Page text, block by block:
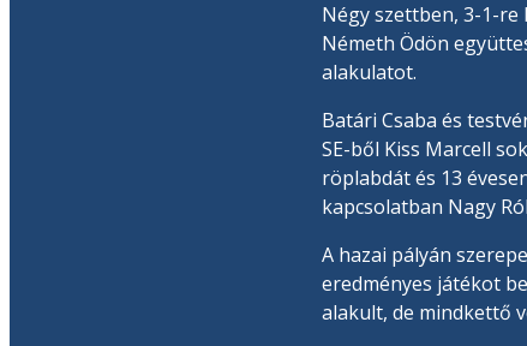
Négy szettben, 3-1-re
Németh Ödön
alakulatot.
Batári Csaba és
SE-ből Kiss Marcell
röplabdát és 13
kapcsolatban Nagy
A hazai pályán
eredményes játékot
alakult, de mindkettő